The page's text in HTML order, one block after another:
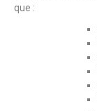
que :